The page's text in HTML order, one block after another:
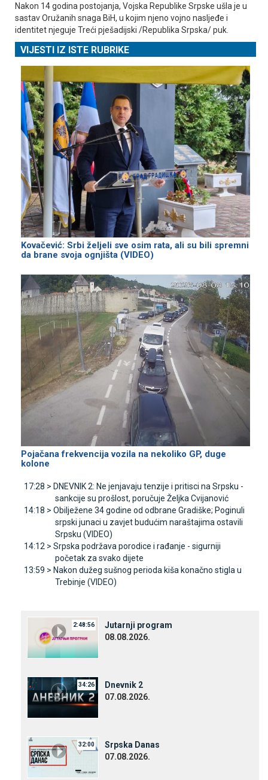
Nakon 14 godina postojanja, Vojska Republike Srpske ušla je u
sastav Oružanih snaga BiH, u kojim njeno vojno nasljeđe i
identitet njeguje Treći pješadijski /Republika Srpska/ puk.
VIJESTI IZ ISTE RUBRIKE
Kovačević: Srbi željeli sve osim rata, ali su bili spremni
da brane svoja ognjišta (VIDEO)
Pojačana frekvencija vozila na nekoliko GP, duge
kolone
17:28 > DNEVNIK 2: Ne jenjavaju tenzije i pritisci na Srpsku -
sankcije su prošlost, poručuje Željka Cvijanović
14:18 > Obilježene 34 godine od odbrane Gradiške; Poginuli
srpski junaci u zavjet budućim naraštajima ostavili
Srpsku (VIDEO)
14:12 > Srpska podržava porodice i rađanje - sigurniji
početak za svako dijete
13:59 > Nakon dužeg sušnog perioda kiša konačno stigla u
Trebinje (VIDEO)
2:48:56
Јutarnji program
08.08.2026.
34:26
Dnevnik 2
07.08.2026.
32:00
Srpska Danas
07.08.2026.